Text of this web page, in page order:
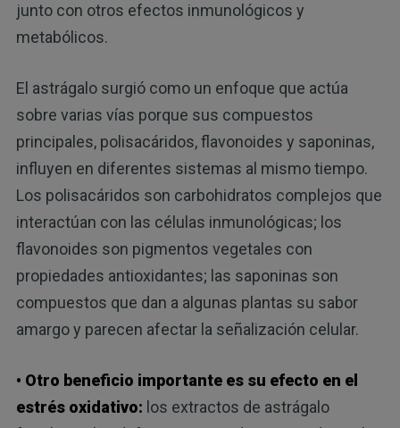
junto con otros efectos inmunológicos y
metabólicos.
El astrágalo surgió como un enfoque que actúa
sobre varias vías porque sus compuestos
principales, polisacáridos, flavonoides y saponinas,
influyen en diferentes sistemas al mismo tiempo.
Los polisacáridos son carbohidratos complejos que
interactúan con las células inmunológicas; los
flavonoides son pigmentos vegetales con
propiedades antioxidantes; las saponinas son
compuestos que dan a algunas plantas su sabor
amargo y parecen afectar la señalización celular.
• Otro beneficio importante es su efecto en el
estrés oxidativo: los extractos de astrágalo